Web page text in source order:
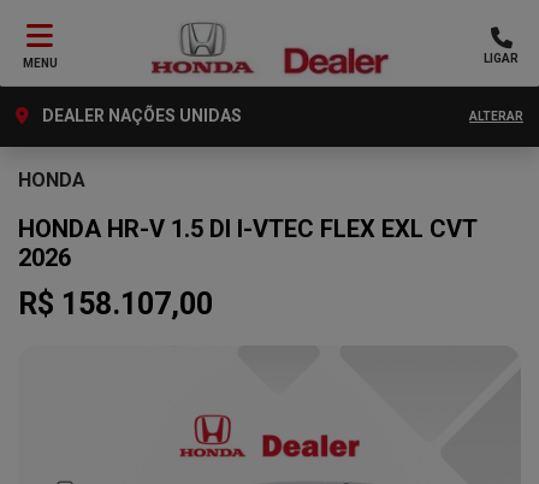
MENU LIGAR
DEALER NAÇÕES UNIDAS ALTERAR
HONDA
HONDA HR-V 1.5 DI I-VTEC FLEX EXL CVT
2026
R$ 158.107,00